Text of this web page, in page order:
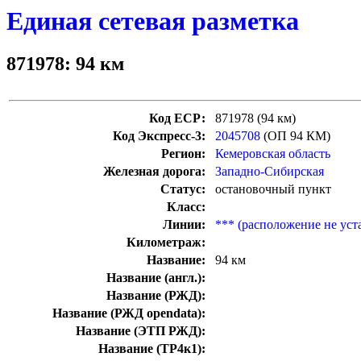
Единая сетевая разметка
871978: 94 км
Код ЕСР:
871978 (94 км)
Код Экспресс-3:
2045708 (ОП 94 КМ)
Регион:
Кемеровская область
Железная дорога:
Западно-Сибирская
Статус:
остановочный пункт
Класс:
Линии:
*** (расположение не
Километраж:
Название:
94 км
Название (англ.):
Название (РЖД):
Название (РЖД opendata):
Название (ЭТП РЖД):
Название (ТР4к1):